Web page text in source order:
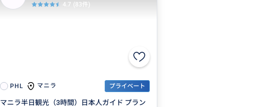
PHL マニラ プライベート
マニラ半日観光（3時間）日本人ガイド プラン
4.7 (83件)